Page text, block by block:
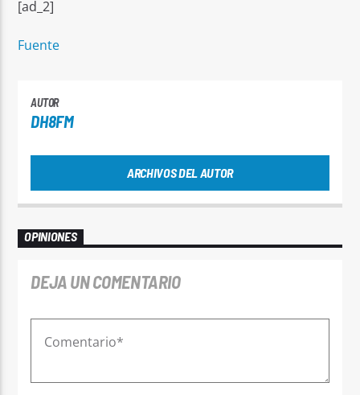
[ad_2]
Fuente
AUTOR
DH8FM
ARCHIVOS DEL AUTOR
OPINIONES
DEJA UN COMENTARIO